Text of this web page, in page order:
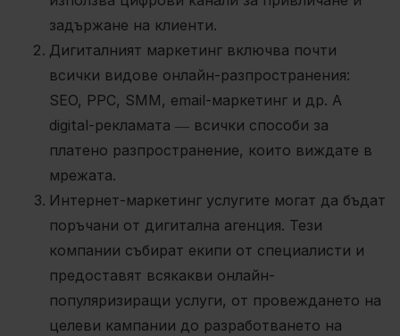
задържане на клиенти.
Дигиталният маркетинг включва почти
всички видове онлайн-разпространения:
SEO, PPC, SMM, email-маркетинг и др. А
digital-рекламата ― всички способи за
платено разпространение, които виждате в
мрежата.
Интернет-маркетинг услугите могат да бъдат
поръчани от дигитална агенция. Тези
компании събират екипи от специалисти и
предоставят всякакви онлайн-
популяризиращи услуги, от провеждането на
целеви кампании до разработването на